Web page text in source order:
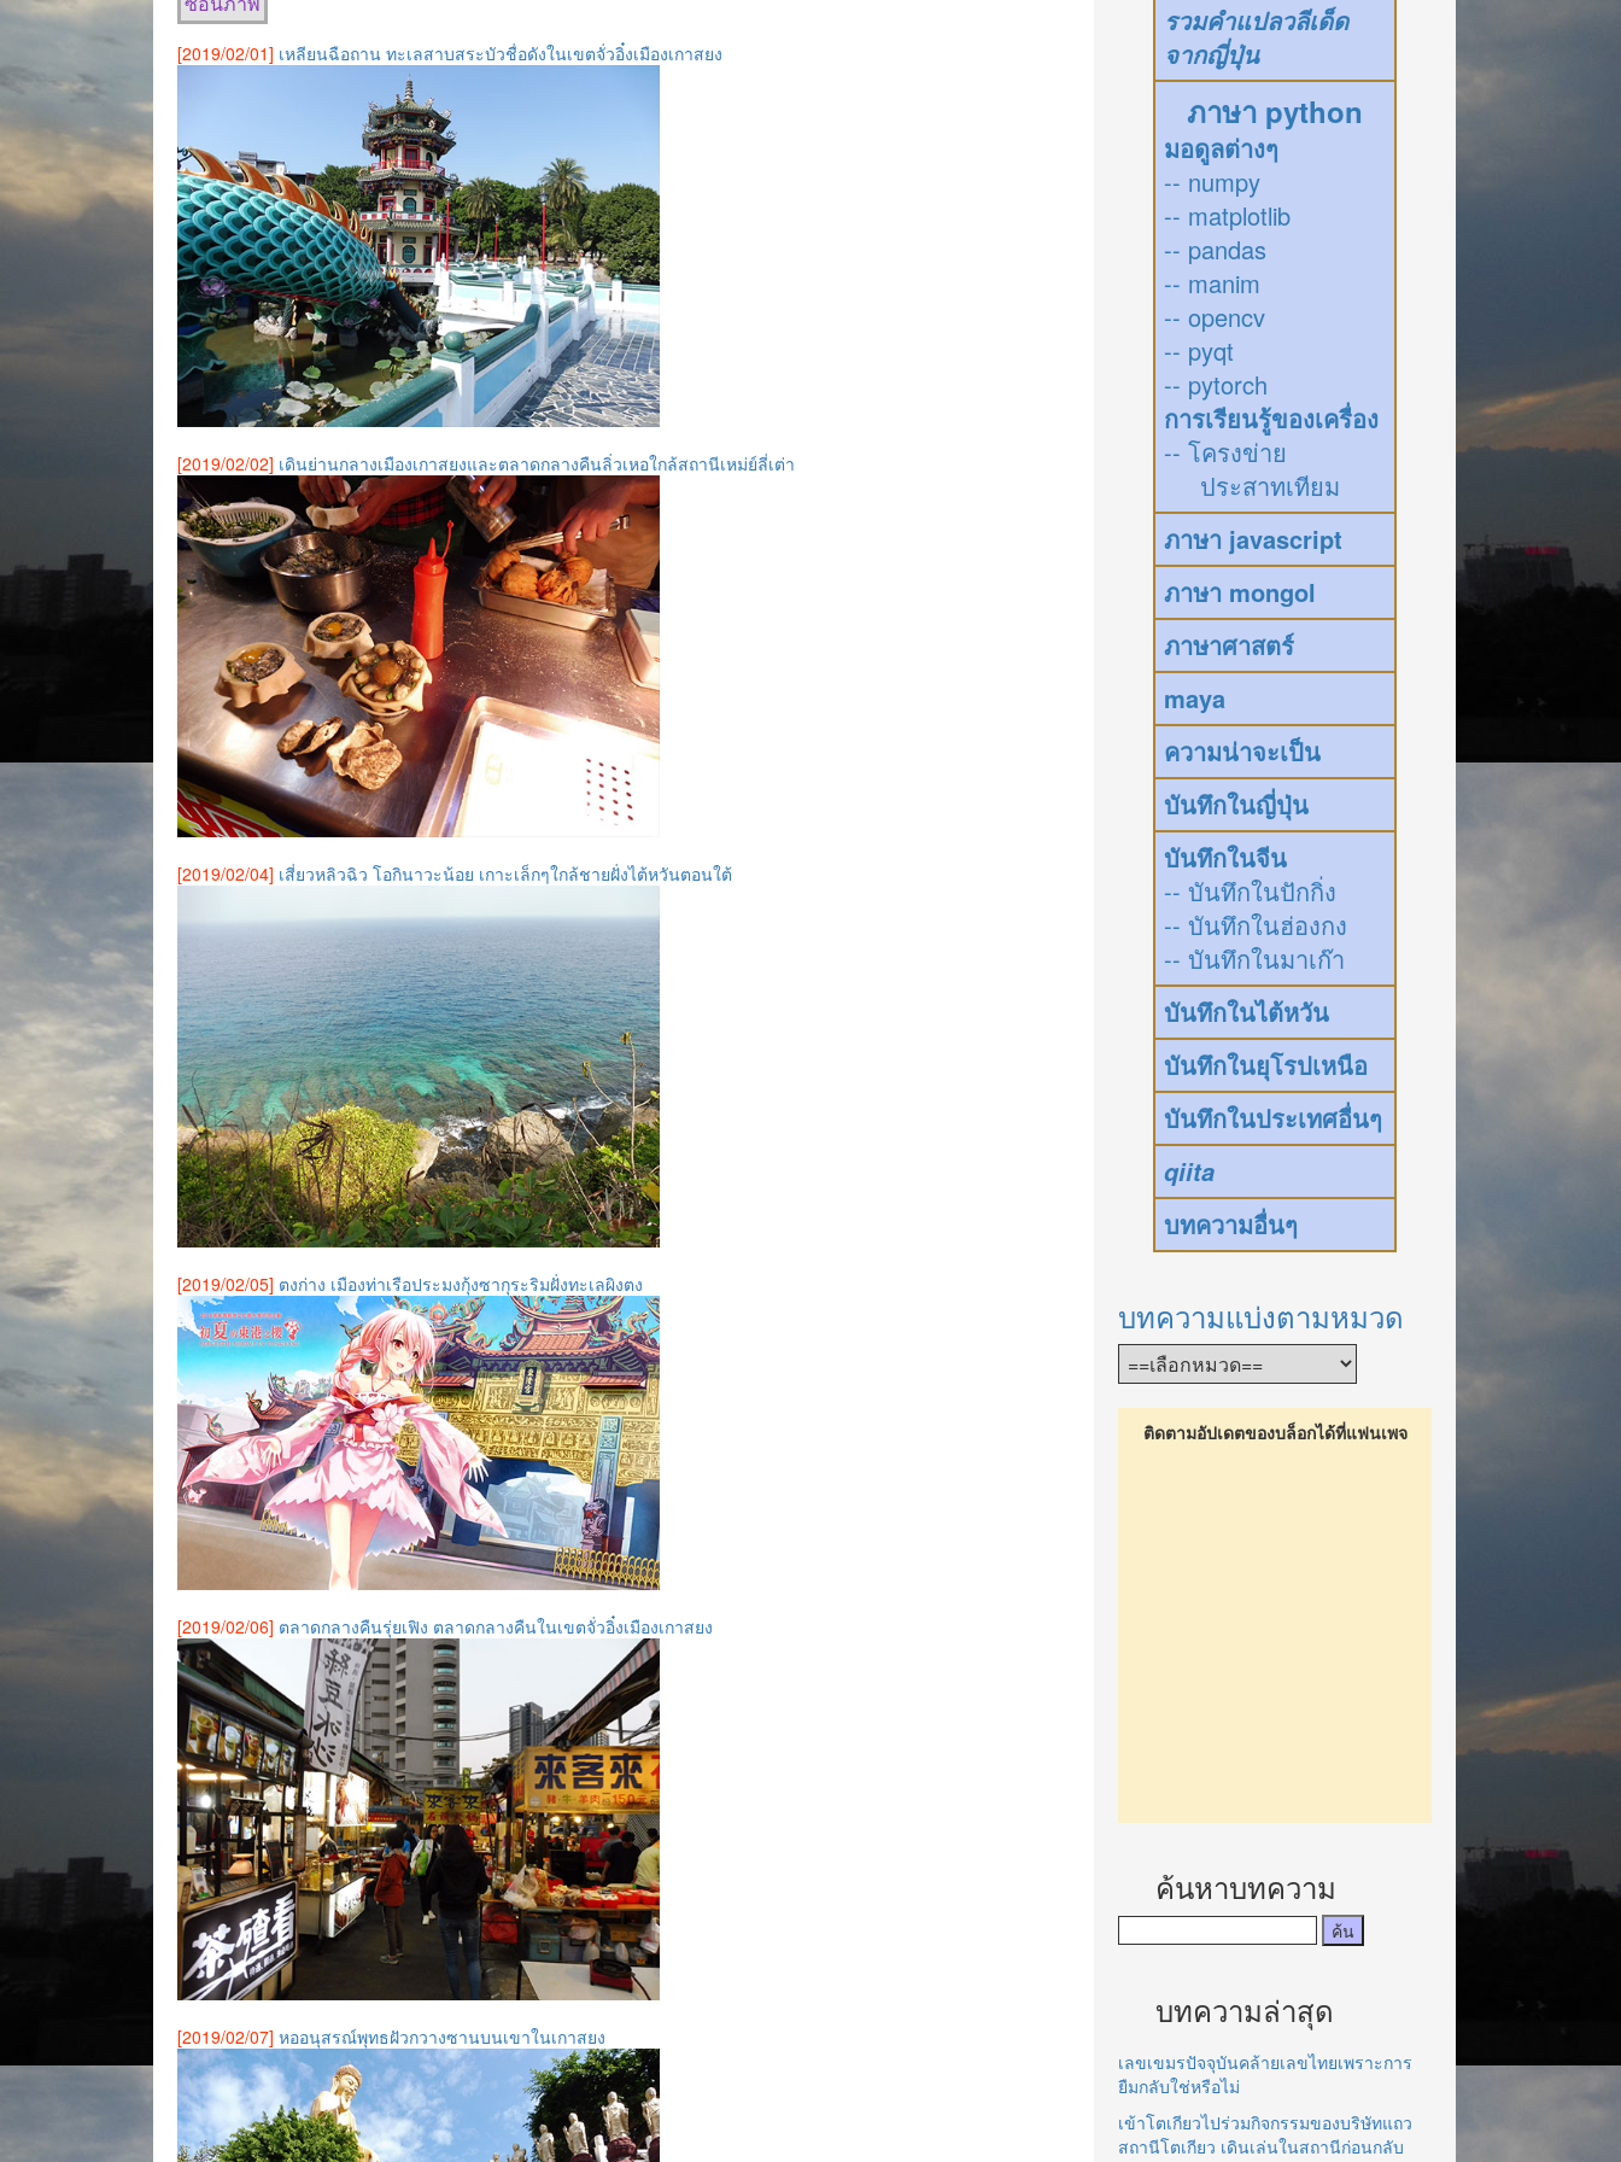
[2019/02/01] เหลียนฉือถาน ทะเลสาบสระบัวชื่อดังในเขตจั่วอิ๋งเมืองเกาสยง
[2019/02/02] เดินย่านกลางเมืองเกาสยงและตลาดกลางคืนลิ่วเหอใกล้สถานีเหม่ย์ลี่เต่า
[2019/02/04] เสี่ยวหลิวฉิว โอกินาวะน้อย เกาะเล็กๆใกล้ชายฝั่งไต้หวันตอนใต้
[2019/02/05] ตงก่าง เมืองท่าเรือประมงกุ้งซากุระริมฝั่งทะเลผิงตง
[2019/02/06] ตลาดกลางคืนรุ่ยเฟิง ตลาดกลางคืนในเขตจั่วอิ๋งเมืองเกาสยง
[2019/02/07] หออนุสรณ์พุทธฝัวกวางซานบนเขาในเกาสยง
รวมคำแปลวลีเด็ด
จากญี่ปุ่น
ภาษา python
มอดูลต่างๆ
-- numpy
-- matplotlib
-- pandas
-- manim
-- opencv
-- pyqt
-- pytorch
การเรียนรู้ของเครื่อง
-- โครงข่าย
ประสาทเทียม
ภาษา javascript
ภาษา mongol
ภาษาศาสตร์
maya
ความน่าจะเป็น
บันทึกในญี่ปุ่น
บันทึกในจีน
-- บันทึกในปักกิ่ง
-- บันทึกในฮ่องกง
-- บันทึกในมาเก๊า
บันทึกในไต้หวัน
บันทึกในยุโรปเหนือ
บันทึกในประเทศอื่นๆ
qiita
บทความอื่นๆ
บทความแบ่งตามหมวด
ติดตามอัปเดตของบล็อกได้ที่แฟนเพจ
ค้นหาบทความ
บทความล่าสุด
เลขเขมรปัจจุบันคล้ายเลขไทยเพราะการ
ยืมกลับใช่หรือไม่
เข้าโตเกียวไปร่วมกิจกรรมของบริษัทแถว
สถานีโตเกียว เดินเล่นในสถานีก่อนกลับ